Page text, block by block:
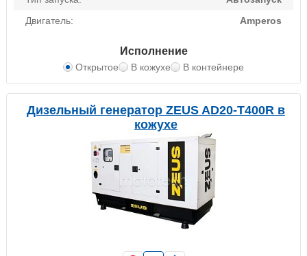
Двигатель:
Amperos
Исполнение
Открытое В кожухе В контейнере
Дизельный генератор ZEUS AD20-T400R в
кожухе